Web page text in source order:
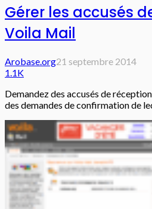
Gérer les accusés
Voila Mail
Arobase.org21 septembre 2014
1.1K
Demandez des accusés de
des demandes de confirmation de